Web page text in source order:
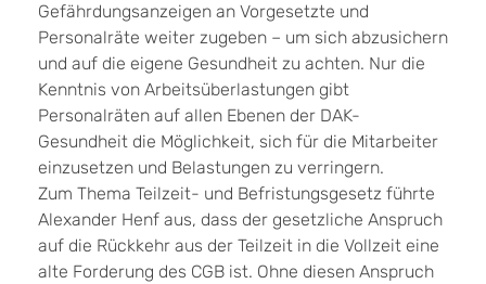
Gefährdungsanzeigen an Vorgesetzte und
Personalräte weiter zugeben – um sich abzusichern
und auf die eigene Gesundheit zu achten. Nur die
Kenntnis von Arbeitsüberlastungen gibt
Personalräten auf allen Ebenen der DAK-
Gesundheit die Möglichkeit, sich für die Mitarbeiter
einzusetzen und Belastungen zu verringern.
Zum Thema Teilzeit- und Befristungsgesetz führte
Alexander Henf aus, dass der gesetzliche Anspruch
auf die Rückkehr aus der Teilzeit in die Vollzeit eine
alte Forderung des CGB ist. Ohne diesen Anspruch